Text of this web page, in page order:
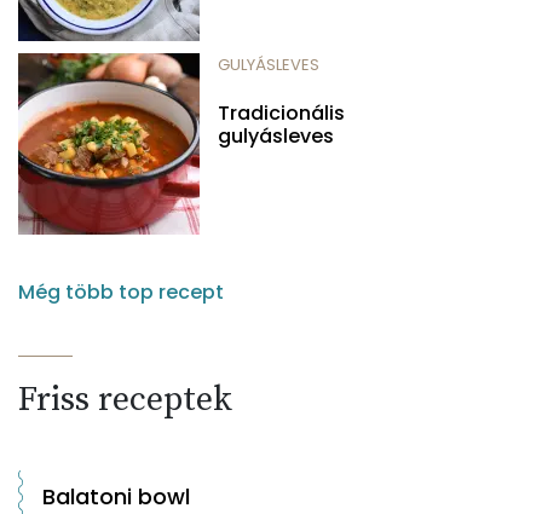
GULYÁSLEVES
Tradicionális
gulyásleves
Még több top recept
Friss receptek
Balatoni bowl